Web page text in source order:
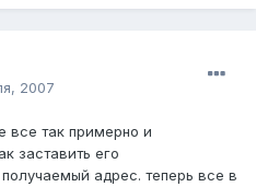
2007
все так примерно и
заставить его
адрес. теперь все в